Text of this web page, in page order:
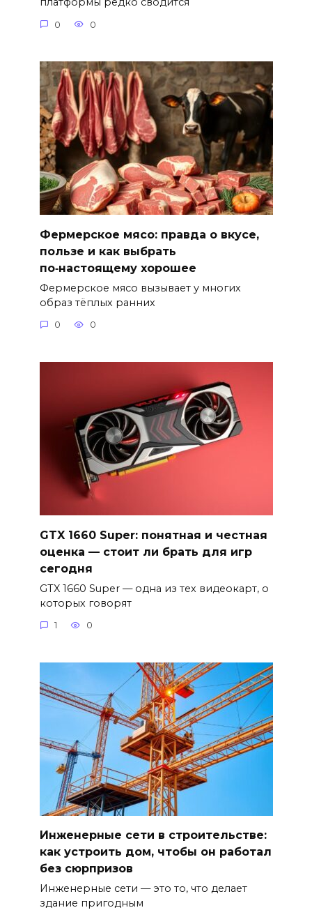
0 0
Фермерское мясо: правда о вкусе,
пользе и как выбрать
по‑настоящему хорошее
Фермерское мясо вызывает у многих
образ тёплых ранних
0 0
GTX 1660 Super: понятная и честная
оценка — стоит ли брать для игр
сегодня
GTX 1660 Super — одна из тех видеокарт, о
которых говорят
1 0
Инженерные сети в строительстве:
как устроить дом, чтобы он работал
без сюрпризов
Инженерные сети — это то, что делает
здание пригодным